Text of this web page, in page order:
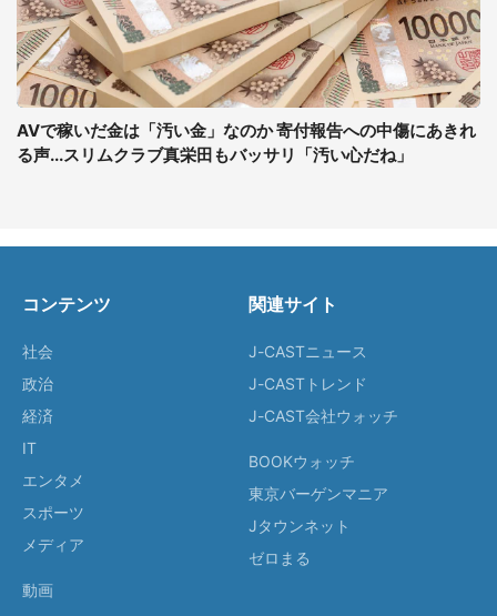
AVで稼いだ金は「汚い金」なのか 寄付報告への中傷にあきれ
る声...スリムクラブ真栄田もバッサリ「汚い心だね」
コンテンツ
社会
政治
経済
IT
エンタメ
スポーツ
メディア
動画
関連サイト
J-CASTニュース
J-CASTトレンド
J-CAST会社ウォッチ
BOOKウォッチ
東京バーゲンマニア
Jタウンネット
ゼロまる